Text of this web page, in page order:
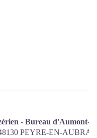
- Bureau d'Aumont-
PEYRE-EN-AUBRAC